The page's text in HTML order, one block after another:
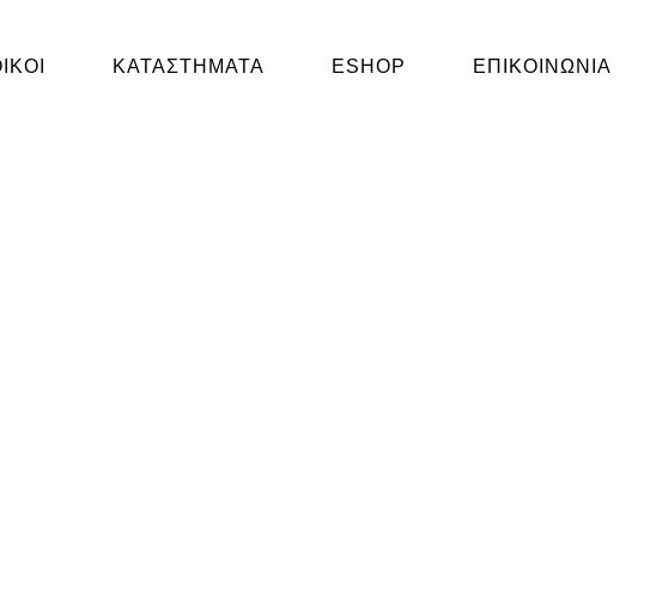
ΚΑΤΑΣΤΗΜΑΤΑ ESHOP ΕΠΙΚΟΙΝΩΝΙΑ